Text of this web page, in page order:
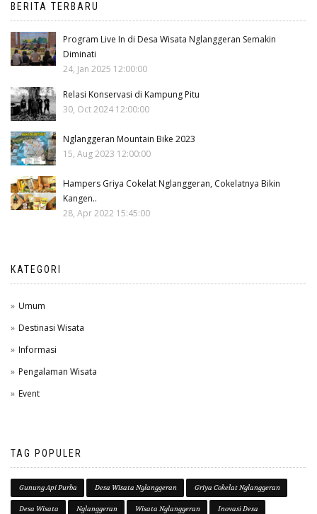
BERITA TERBARU
Program Live In di Desa Wisata Nglanggeran Semakin
Diminati
24, Jan 2025 12:00:00
Relasi Konservasi di Kampung Pitu
30, Oct 2024 12:00:00
Nglanggeran Mountain Bike 2023
15, Aug 2023 12:00:00
Hampers Griya Cokelat Nglanggeran, Cokelatnya Bikin
Kangen..
28, Apr 2022 15:45:00
KATEGORI
Umum
Destinasi Wisata
Informasi
Pengalaman Wisata
Event
TAG POPULER
Gunung Api Purba Desa Wisata Nglanggeran Griya Cokelat Nglanggeran
Desa Wisata Nglanggeran Wisata Nglanggeran Inovasi Desa